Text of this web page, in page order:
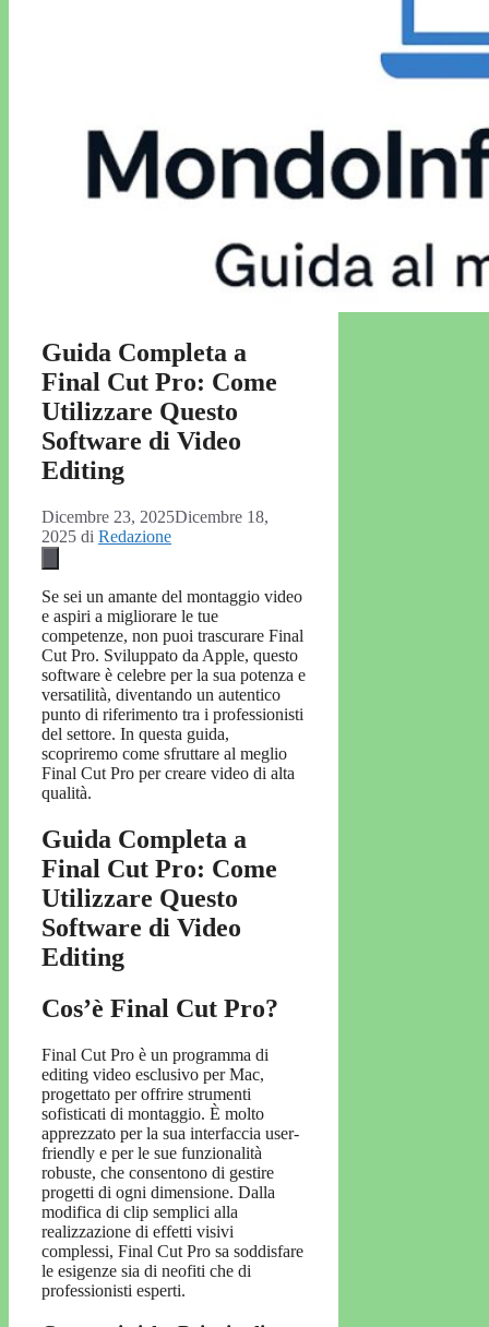
Guida Completa a
Final Cut Pro: Come
Utilizzare Questo
Software di Video
Editing
Dicembre 23, 2025Dicembre 18,
2025 di Redazione
Se sei un amante del montaggio video
e aspiri a migliorare le tue
competenze, non puoi trascurare Final
Cut Pro. Sviluppato da Apple, questo
software è celebre per la sua potenza e
versatilità, diventando un autentico
punto di riferimento tra i professionisti
del settore. In questa guida,
scopriremo come sfruttare al meglio
Final Cut Pro per creare video di alta
qualità.
Guida Completa a
Final Cut Pro: Come
Utilizzare Questo
Software di Video
Editing
Cos’è Final Cut Pro?
Final Cut Pro è un programma di
editing video esclusivo per Mac,
progettato per offrire strumenti
sofisticati di montaggio. È molto
apprezzato per la sua interfaccia user-
friendly e per le sue funzionalità
robuste, che consentono di gestire
progetti di ogni dimensione. Dalla
modifica di clip semplici alla
realizzazione di effetti visivi
complessi, Final Cut Pro sa soddisfare
le esigenze sia di neofiti che di
professionisti esperti.